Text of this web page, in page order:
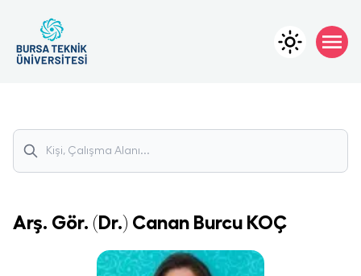
Arş. Gör. (Dr.) Canan Burcu KOÇ